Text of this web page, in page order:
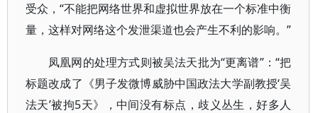
受众，“不能把网络世界和虚拟世界放在一个标准中衡
量，这样对网络这个发泄渠道也会产生不利的影响。”
凤凰网的处理方式则被吴法天批为“更离谱”：“把
标题改成了《男子发微博威胁中国政法大学副教授‘吴
法天’被拘5天》，中间没有标点，歧义丛生，好多人